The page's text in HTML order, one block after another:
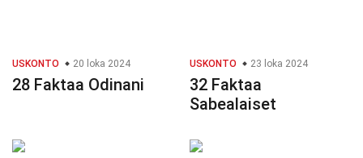
USKONTO 20 loka 2024
28 Faktaa Odinani
USKONTO 23 loka 2024
32 Faktaa
Sabealaiset